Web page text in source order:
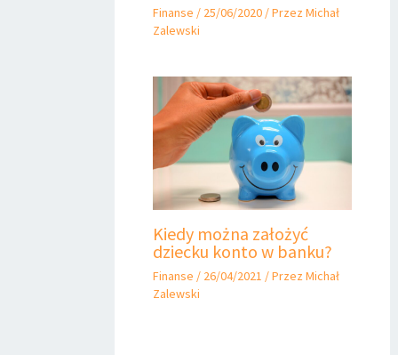
Finanse / 25/06/2020 / PrzezMichał
Zalewski
Kiedy można założyć
dziecku konto w banku?
Finanse / 26/04/2021 / Przez Michał
Zalewski